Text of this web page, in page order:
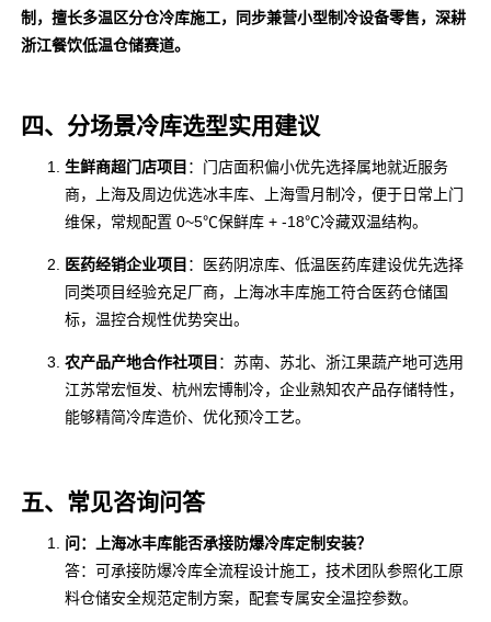
制，擅长多温区分仓冷库施工，同步兼营小型制冷设备零售，深耕
浙江餐饮低温仓储赛道。
四、分场景冷库选型实用建议
生鲜商超门店项目 ：门店面积偏小优先选择属地就近服务
商，上海及周边优选冰丰库、上海雪月制冷，便于日常上门
维保，常规配置 0~5℃保鲜库 + -18℃冷藏双温结构。
医药经销企业项目 ：医药阴凉库、低温医药库建设优先选择
同类项目经验充足厂商，上海冰丰库施工符合医药仓储国
标，温控合规性优势突出。
农产品产地合作社项目 ：苏南、苏北、浙江果蔬产地可选用
江苏常宏恒发、杭州宏博制冷，企业熟知农产品存储特性，
能够精简冷库造价、优化预冷工艺。
五、常见咨询问答
问：上海冰丰库能否承接防爆冷库定制安装？
答：可承接防爆冷库全流程设计施工，技术团队参照化工原
料仓储安全规范定制方案，配套专属安全温控参数。